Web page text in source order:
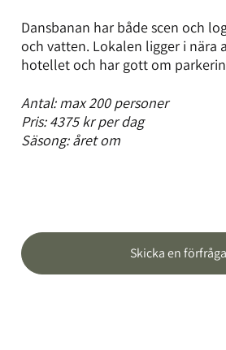
Dansbanan har både scen och
och vatten. Lokalen ligger i nära
hotellet och har gott om
Antal: max 200 personer
Pris: 4375 kr per dag
Säsong: året om
Skicka en